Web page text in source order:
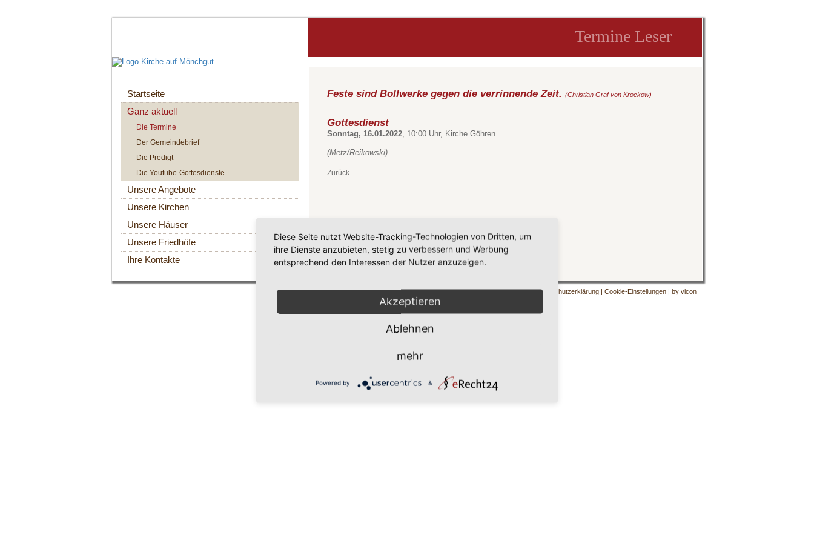
Termine Leser
Feste sind Bollwerke gegen die verrinnende Zeit.(Christian Graf von Krockow)
Gottesdienst
Sonntag, 16.01.2022, 10:00 Uhr, Kirche Göhren
(Metz/Reikowski)
Zurück
Navigation
überspringen
Startseite
Ganz aktuell
Die Termine
Der Gemeindebrief
Die Predigt
Die Youtube-Gottesdienste
Unsere Angebote
Unsere Kirchen
Unsere Häuser
Unsere Friedhöfe
Ihre Kontakte
Mönchgut 2026 |Impressum|Datenschutzerklärung| Cookie-Einstellungen| by vicon
Diese Seite nutzt Website-Tracking-Technologien von Dritten, um
ihre Dienste anzubieten, stetig zu verbessern und Werbung
entsprechend den Interessen der Nutzer anzuzeigen.
Akzeptieren
Ablehnen
mehr
Powered by &